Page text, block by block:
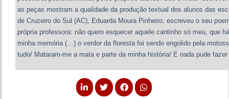
as peças mostram a qualidade da produção textual dos alunos das
de Cruzeiro do Sul (AC), Eduarda Moura Pinheiro, escreveu o seu
própria professora: não quero esquecer aquele cantinho só meu, que
minha memória (…) o verdor da floresta foi sendo engolido pela
tudo/ Mataram-me a mata e parte da minha história/ E nada pude fazer